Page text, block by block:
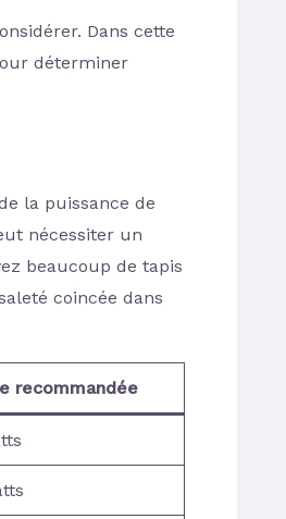
Dans cette
déterminer
la puissance de
nécessiter un
beaucoup de tapis
coincée dans
recommandée